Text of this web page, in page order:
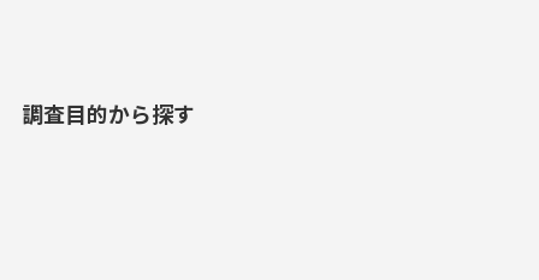
調査目的から探す